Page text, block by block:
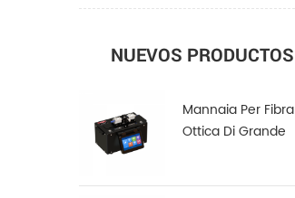
NUEVOS PRODUCTOS
Mannaia Per Fibra
Ottica Di Grande